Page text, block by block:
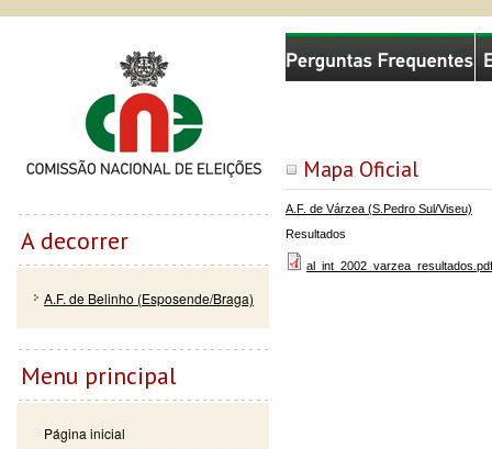
Mapa Oficial
A.F. de Várzea (S.Pedro Sul/Viseu)
Resultados
al_int_2002_varzea_resultados.pdf
Comissão Nacional de Eleições
A decorrer
A.F. de Belinho (Esposende/Braga)
Menu principal
Página inicial